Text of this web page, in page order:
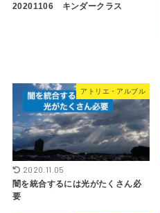
20201106 キンダークラス
アトリエ・アルブル
2020.11.05
闇を統合するには光がたくさん必
要